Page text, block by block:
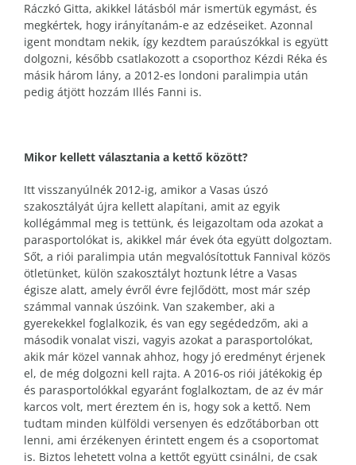
Ráczkó Gitta, akikkel látásból már ismertük egymást, és
megkértek, hogy irányítanám-e az edzéseiket. Azonnal
igent mondtam nekik, így kezdtem paraúszókkal is együtt
dolgozni, később csatlakozott a csoporthoz Kézdi Réka és
másik három lány, a 2012-es londoni paralimpia után
pedig átjött hozzám Illés Fanni is.
Mikor kellett választania a kettő között?
Itt visszanyúlnék 2012-ig, amikor a Vasas úszó
szakosztályát újra kellett alapítani, amit az egyik
kollégámmal meg is tettünk, és leigazoltam oda azokat a
parasportolókat is, akikkel már évek óta együtt dolgoztam.
Sőt, a riói paralimpia után megvalósítottuk Fannival közös
ötletünket, külön szakosztályt hoztunk létre a Vasas
égisze alatt, amely évről évre fejlődött, most már szép
számmal vannak úszóink. Van szakember, aki a
gyerekekkel foglalkozik, és van egy segédedzőm, aki a
második vonalat viszi, vagyis azokat a parasportolókat,
akik már közel vannak ahhoz, hogy jó eredményt érjenek
el, de még dolgozni kell rajta. A 2016-os riói játékokig ép
és parasportolókkal egyaránt foglalkoztam, de az év már
karcos volt, mert éreztem én is, hogy sok a kettő. Nem
tudtam minden külföldi versenyen és edzőtáborban ott
lenni, ami érzékenyen érintett engem és a csoportomat
is. Biztos lehetett volna a kettőt együtt csinálni, de csak